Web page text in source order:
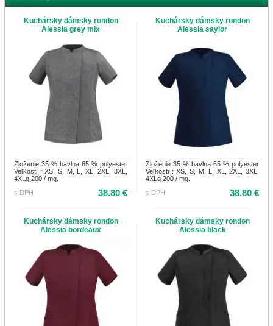
Kuchársky dámsky rondon
Alessia grey mix
Zloženie 35 % bavlna 65 % polyester
Veľkosti : XS, S, M, L, XL, 2XL, 3XL,
4XLg 200 / mq.
s DPH
38.80 €
Kuchársky dámsky rondon
Alessia saylor
Zloženie 35 % bavlna 65 % polyester
Veľkosti : XS, S, M, L, XL, 2XL, 3XL,
4XLg 200 / mq.
s DPH
38.80 €
Kuchársky dámsky rondon
Alessia bordeaux
Kuchársky dámsky rondon
Alessia black